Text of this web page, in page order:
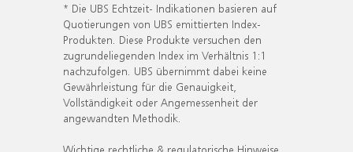
* Die UBS Echtzeit- Indikationen basieren auf
Quotierungen von UBS emittierten Index-
Produkten. Diese Produkte versuchen den
zugrundeliegenden Index im Verhältnis 1:1
nachzufolgen. UBS übernimmt dabei keine
Gewährleistung für die Genauigkeit,
Vollständigkeit oder Angemessenheit der
angewandten Methodik.